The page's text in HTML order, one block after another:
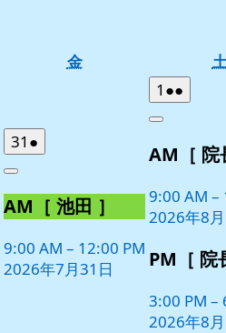
金金
31 2026
年
月
31
日
●
件
イ
ン
ト)
Close
AM［ 池田 ］
9:00 AM – 12:00 PM
2026年7月31日
1 2026
年
月
日
●●
件
イ
ン
ト)
Close
AM［ 院
9:00 AM –
2026年8
PM［ 院
3:00 PM –
2026年8